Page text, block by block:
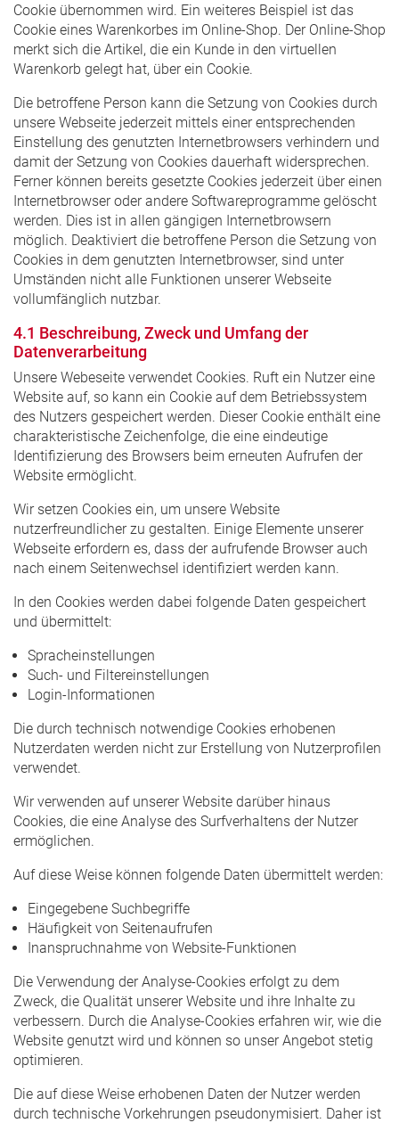
Cookie übernommen wird. Ein weiteres Beispiel ist das
Cookie eines Warenkorbes im Online-Shop. Der Online-Shop
merkt sich die Artikel, die ein Kunde in den virtuellen
Warenkorb gelegt hat, über ein Cookie.
Die betroffene Person kann die Setzung von Cookies durch
unsere Webseite jederzeit mittels einer entsprechenden
Einstellung des genutzten Internetbrowsers verhindern und
damit der Setzung von Cookies dauerhaft widersprechen.
Ferner können bereits gesetzte Cookies jederzeit über einen
Internetbrowser oder andere Softwareprogramme gelöscht
werden. Dies ist in allen gängigen Internetbrowsern
möglich. Deaktiviert die betroffene Person die Setzung von
Cookies in dem genutzten Internetbrowser, sind unter
Umständen nicht alle Funktionen unserer Webseite
vollumfänglich nutzbar.
4.1 Beschreibung, Zweck und Umfang der
Datenverarbeitung
Unsere Webeseite verwendet Cookies. Ruft ein Nutzer eine
Website auf, so kann ein Cookie auf dem Betriebssystem
des Nutzers gespeichert werden. Dieser Cookie enthält eine
charakteristische Zeichenfolge, die eine eindeutige
Identifizierung des Browsers beim erneuten Aufrufen der
Website ermöglicht.
Wir setzen Cookies ein, um unsere Website
nutzerfreundlicher zu gestalten. Einige Elemente unserer
Webseite erfordern es, dass der aufrufende Browser auch
nach einem Seitenwechsel identifiziert werden kann.
In den Cookies werden dabei folgende Daten gespeichert
und übermittelt:
Spracheinstellungen
Such- und Filtereinstellungen
Login-Informationen
Die durch technisch notwendige Cookies erhobenen
Nutzerdaten werden nicht zur Erstellung von Nutzerprofilen
verwendet.
Wir verwenden auf unserer Website darüber hinaus
Cookies, die eine Analyse des Surfverhaltens der Nutzer
ermöglichen.
Auf diese Weise können folgende Daten übermittelt werden:
Eingegebene Suchbegriffe
Häufigkeit von Seitenaufrufen
Inanspruchnahme von Website-Funktionen
Die Verwendung der Analyse-Cookies erfolgt zu dem
Zweck, die Qualität unserer Website und ihre Inhalte zu
verbessern. Durch die Analyse-Cookies erfahren wir, wie die
Website genutzt wird und können so unser Angebot stetig
optimieren.
Die auf diese Weise erhobenen Daten der Nutzer werden
durch technische Vorkehrungen pseudonymisiert. Daher ist